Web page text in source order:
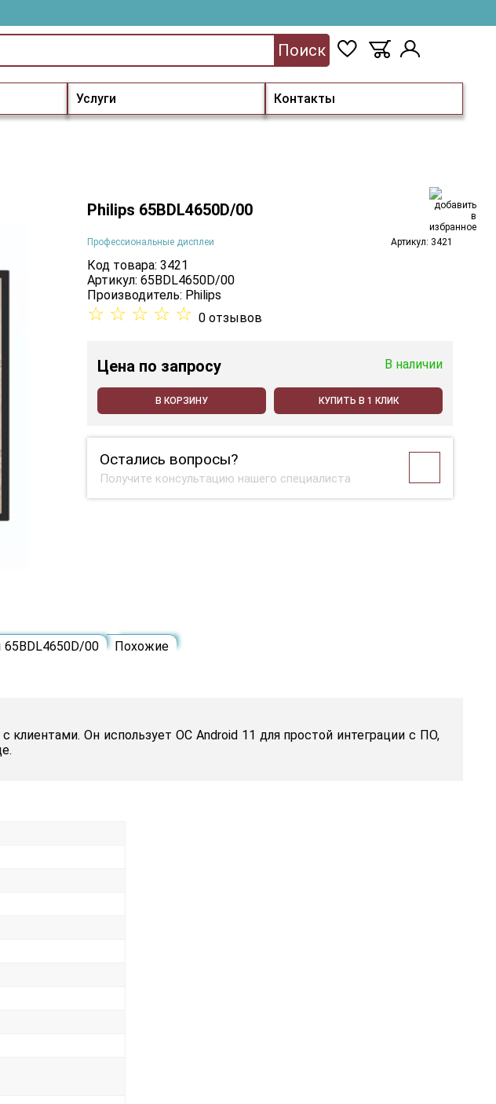
Услуги Контакты
Поиск
Philips 65BDL4650D/00
Профессиональные дисплеи Артикул: 3421
Код товара: 3421
Артикул: 65BDL4650D/00
Производитель: Philips
☆ ☆ ☆ ☆ ☆ 0 отзывов
Цена по запросу В наличии
В КОРЗИНУ КУПИТЬ В 1 КЛИК
Остались вопросы?
Получите консультацию нашего специалиста
00 Похожие
клиентами. Он использует ОС Android 11 для простой интеграции с ПО,